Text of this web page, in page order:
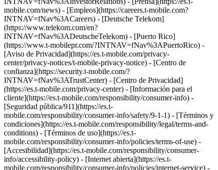
mobile.com/news) - [Empleos](https://careers.t-mobile.com?
INTNAV=fNav%3ACareers) - [Deutsche Telekom]
(https://www.telekom.com/en?
INTNAV=fNav%3ADeutscheTelekom) - [Puerto Rico]
(https://www.t-mobilepr.com/?INTNAV=fNav%3APuertoRico) -
[Aviso de Privacidad](https://es.t-mobile.com/privacy-
center/privacy-notices/t-mobile-privacy-notice) - [Centro de
confianza](https://security.t-mobile.com/?
INTNAV=fNav%3ATrustCenter) - [Centro de Privacidad]
(https://es.t-mobile.com/privacy-center) - [Información para el
cliente](https://es.t-mobile.com/responsibility/consumer-info) -
[Seguridad pública/911](https://es.t-
mobile.com/responsibility/consumer-info/safety/9-1-1) - [Términos y
condiciones](https://es.t-mobile.com/responsibility/legal/terms-and-
conditions) - [Términos de uso](https://es.t-
mobile.com/responsibility/consumer-info/policies/terms-of-use) -
[Accesibilidad](https://es.t-mobile.com/responsibility/consumer-
info/accessibility-policy) - [Internet abierta](https://es.t-
mobile.com/responsibility/consumer-info/policies/internet-service) -